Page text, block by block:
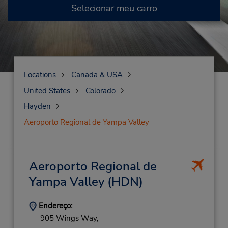
Selecionar meu carro
Locations
Canada & USA
United States
Colorado
Hayden
Aeroporto Regional de Yampa Valley
Aeroporto Regional de
Yampa Valley(HDN)
Endereço:
905 Wings Way,